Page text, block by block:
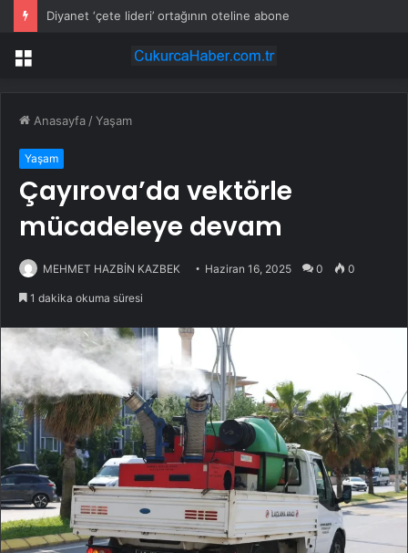
Diyanet ‘çete lideri’ ortağının oteline abone
Menü
Anasayfa /Yaşam
Yaşam
Çayırova’da vektörle
mücadeleye devam
MEHMET HAZBİN KAZBEK Haziran 16, 2025 0 0
1 dakika okuma süresi